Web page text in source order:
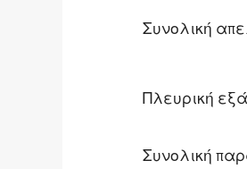
Συνολική
Πλευρική
Συνολική